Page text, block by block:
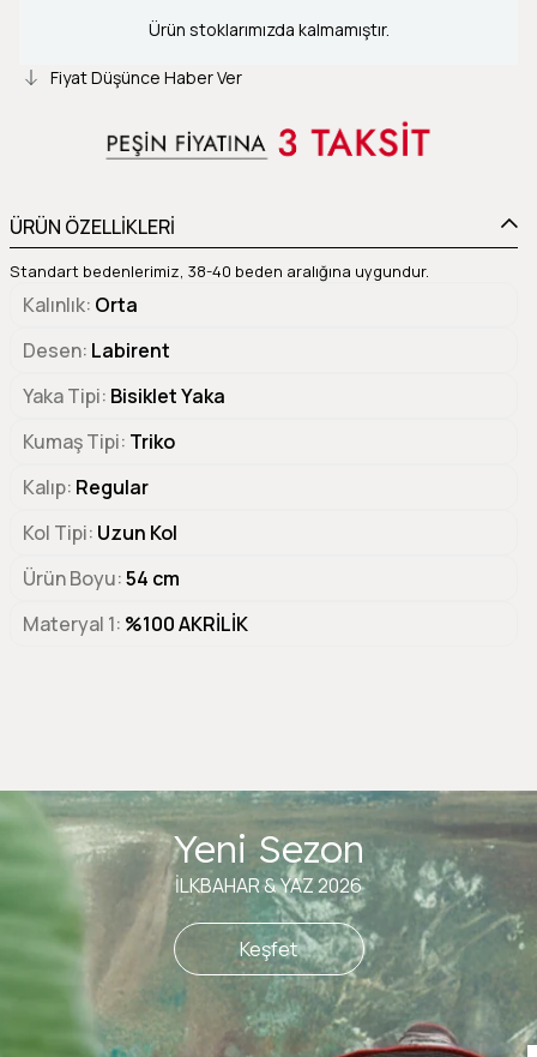
Ürün stoklarımızda kalmamıştır.
Fiyat Düşünce Haber Ver
ÜRÜN ÖZELLİKLERİ
Standart bedenlerimiz, 38-40 beden aralığına uygundur.
Kalınlık Orta
Desen Labirent
Yaka Tipi Bisiklet Yaka
Kumaş Tipi Triko
Kalıp Regular
Kol Tipi Uzun Kol
Ürün Boyu 54 cm
Materyal 1 %100 AKRİLİK
Yeni Sezon
İLKBAHAR & YAZ 2026
Keşfet